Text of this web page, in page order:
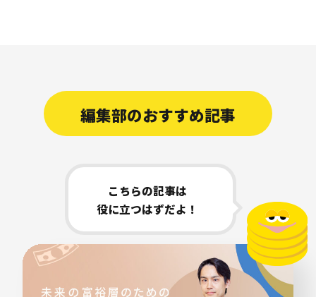
こちらの記事は
役に立つはずだよ！
編集部のおすすめ記事